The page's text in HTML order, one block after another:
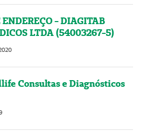
- DIAGITAB
LTDA (54003267-5)
Consultas e Diagnósticos